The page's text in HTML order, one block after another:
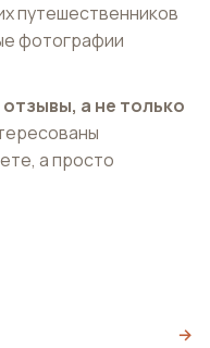
путешественников
фотографии
а не только
а просто
→